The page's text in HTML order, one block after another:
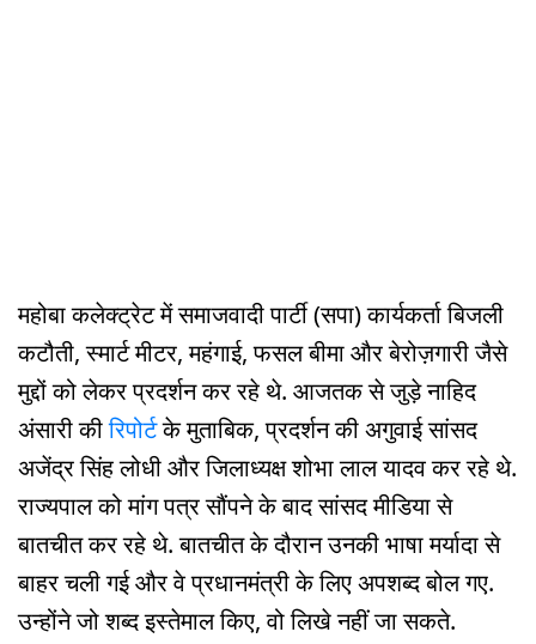
महोबा कलेक्ट्रेट में समाजवादी पार्टी (सपा) कार्यकर्ता बिजली
कटौती, स्मार्ट मीटर, महंगाई, फसल बीमा और बेरोज़गारी जैसे
मुद्दों को लेकर प्रदर्शन कर रहे थे. आजतक से जुड़े नाहिद
अंसारी कीरिपोर्टके मुताबिक, प्रदर्शन की अगुवाई सांसद
अजेंद्र सिंह लोधी और जिलाध्यक्ष शोभा लाल यादव कर रहे थे.
राज्यपाल को मांग पत्र सौंपने के बाद सांसद मीडिया से
बातचीत कर रहे थे. बातचीत के दौरान उनकी भाषा मर्यादा से
बाहर चली गई और वे प्रधानमंत्री के लिए अपशब्द बोल गए.
उन्होंने जो शब्द इस्तेमाल किए, वो लिखे नहीं जा सकते.